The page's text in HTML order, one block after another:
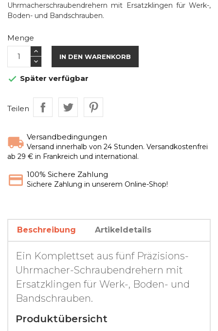
Uhrmacherschraubendrehern mit Ersatzklingen für Werk-,
Boden- und Bandschrauben.
Menge
IN DEN WARENKORB
 Später verfügbar
Teilen
Versandbedingungen
Versand innerhalb von 24 Stunden. Versandkostenfrei
ab 29 € in Frankreich und international.
100% Sichere Zahlung
Sichere Zahlung in unserem Online-Shop!
Beschreibung Artikeldetails
Ein Komplettset aus fünf Präzisions-
Uhrmacher-Schraubendrehern mit
Ersatzklingen für Werk-, Boden- und
Bandschrauben.
Produktübersicht